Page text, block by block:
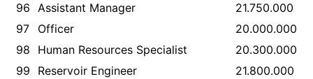
96 Assistant Manager
21.750.000
97
Officer
20.000.000
98
Human Resources Specialist
20.300.000
99
Reservoir Engineer
21.800.000